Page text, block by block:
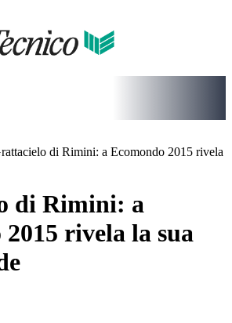
sit amet consectetur
sit amet consectetur
amet consectetur
sit amet consectetur
di Rimini: a Ecomondo 2015 rivela
di Rimini: a
rivela la sua